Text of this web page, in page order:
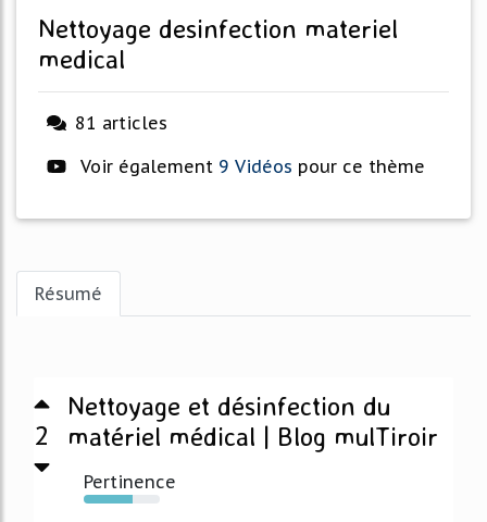
nettoyage desinfection materiel
medical
81 articles
Voir également 9 Vidéos pour ce thème
Résumé
2
Nettoyage et désinfection du
matériel médical | Blog mulTiroir
Pertinence
64%